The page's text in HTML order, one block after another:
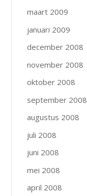
maart 2009
januari 2009
december 2008
november 2008
oktober 2008
september 2008
augustus 2008
juli 2008
juni 2008
mei 2008
april 2008